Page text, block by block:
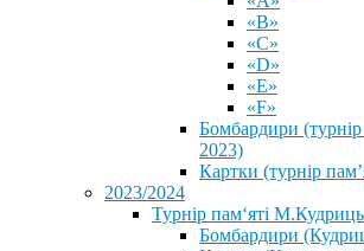
«В»
«С»
«D»
«Е»
«F»
Бомбардири
2023)
Картки (турнір
2023/2024
⁨Турнір пам‘яті
Бомбардири